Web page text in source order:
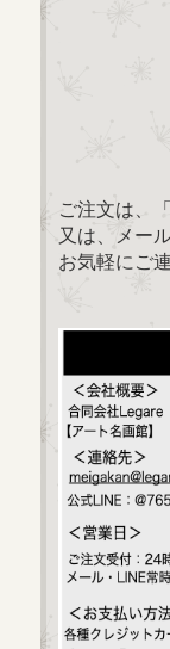
ご注文は、
又は、メー
お気軽にご